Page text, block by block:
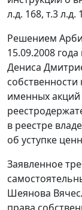
л.д. 168, т.3 л.д.
Решением
15.09.2008
Дениса
именных
в реестре
об уступке
Заявленное
Шеянова